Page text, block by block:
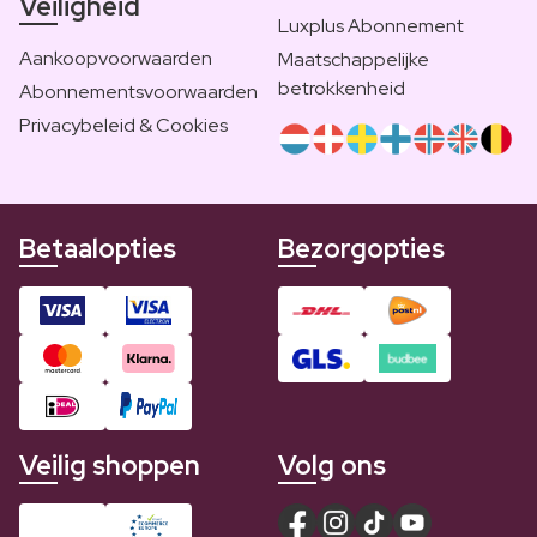
Veiligheid
Aankoopvoorwaarden
Abonnementsvoorwaarden
Privacybeleid & Cookies
Luxplus Abonnement
Maatschappelijke
betrokkenheid
Betaalopties Bezorgopties
Veilig shoppen Volg ons